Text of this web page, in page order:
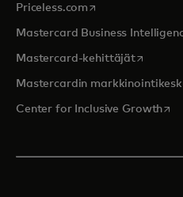
Priceless.com opens in a new tab
Mastercard Business
Mastercard-kehittäjätopens in
Mastercardin
Center for Inclusive Growth